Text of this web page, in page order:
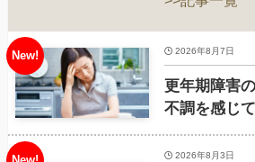
更年期障害
不調を感じ
2026年8月7日
2026年8月3日